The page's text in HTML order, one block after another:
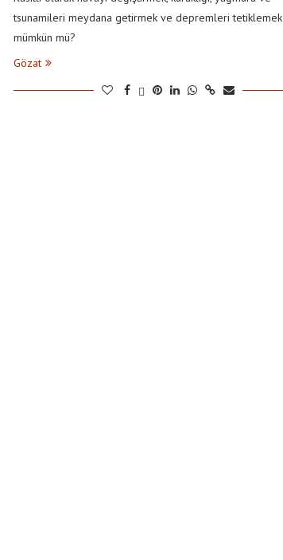
tsunamileri meydana getirmek ve depremleri tetiklemek
mümkün mü?
Gözat